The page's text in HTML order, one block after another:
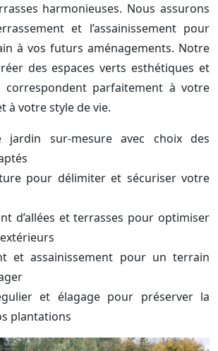
harmonieuses. Nous assurons
et l’assainissement pour
à vos futurs aménagements. Notre
des espaces verts esthétiques et
correspondent parfaitement à votre
à votre style de vie.
jardin sur-mesure avec choix des
pour délimiter et sécuriser votre
d’allées et terrasses pour optimiser
et assainissement pour un terrain
et élagage pour préserver la
plantations